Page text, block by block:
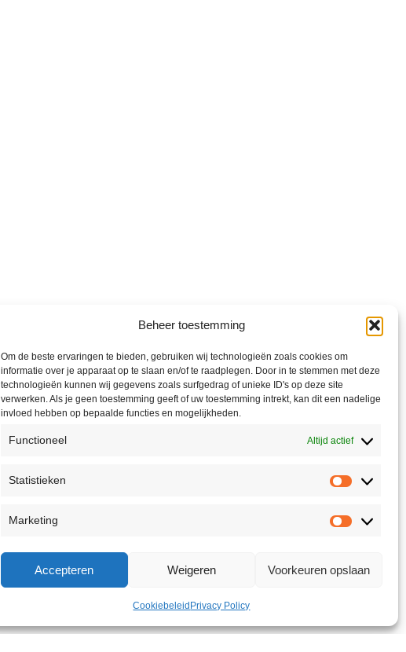
Beheer toestemming
Om de beste ervaringen te bieden, gebruiken wij technologieën zoals cookies om
informatie over je apparaat op te slaan en/of te raadplegen. Door in te stemmen met deze
technologieën kunnen wij gegevens zoals surfgedrag of unieke ID's op deze site
verwerken. Als je geen toestemming geeft of uw toestemming intrekt, kan dit een nadelige
invloed hebben op bepaalde functies en mogelijkheden.
Functioneel Altijd actief
Statistieken
Marketing
Accepteren Weigeren Voorkeuren opslaan
Cookiebeleid Privacy Policy